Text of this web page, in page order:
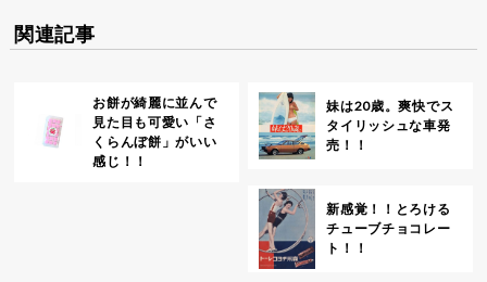
関連記事
お餅が綺麗に並んで
見た目も可愛い「さ
くらんぼ餅」がいい
感じ！！
妹は20歳。爽快でス
タイリッシュな車発
売！！
新感覚！！とろける
チューブチョコレー
ト！！